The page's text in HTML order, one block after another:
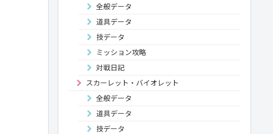
全般データ
道具データ
技データ
ミッション攻略
対戦日記
スカーレット・バイオレット
全般データ
道具データ
技データ